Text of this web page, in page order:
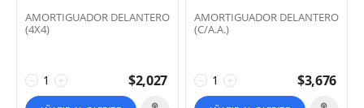
AMORTIGUADOR DELANTERO
(4X4)
+
− $2,027
AMORTIGUADOR DELANTERO
(C/A.A.)
+
− $3,676